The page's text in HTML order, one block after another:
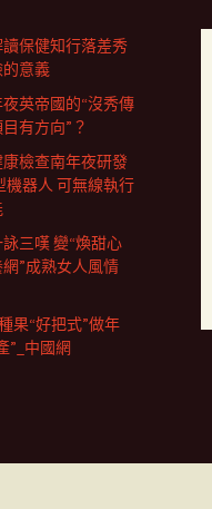
保健知行落差秀
意義
英帝國的“沒秀傳
有方向”？
檢查南年夜研發
機器人 可無線執行
三嘆 變“煥甜心
”成熟女人風情
果“好把式”做年
”_中國網